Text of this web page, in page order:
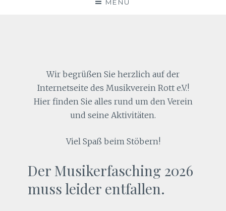
MENU
Wir begrüßen Sie herzlich auf der
Internetseite des Musikverein Rott e.V.!
Hier finden Sie alles rund um den Verein
und seine Aktivitäten.
Viel Spaß beim Stöbern!
Der Musikerfasching 2026
muss leider entfallen.